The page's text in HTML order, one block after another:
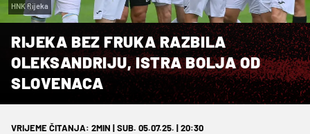
HNK Rijeka
RIJEKA BEZ FRUKA RAZBILA
OLEKSANDRIJU, ISTRA BOLJA OD
SLOVENACA
VRIJEME ČITANJA: 2MIN | SUB. 05.07.25. | 20:30